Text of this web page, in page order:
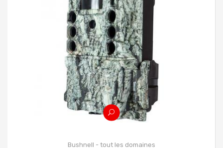
Bushnell - tout les domaines